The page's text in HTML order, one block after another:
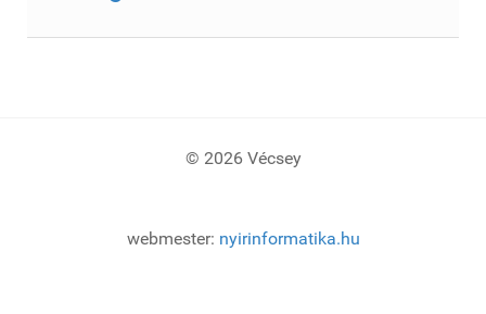
© 2026 Vécsey
webmester: nyirinformatika.hu